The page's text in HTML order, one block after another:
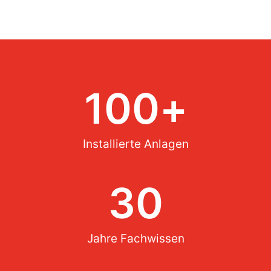
Installierte Anlagen
100+
Jahre Fachwissen
30